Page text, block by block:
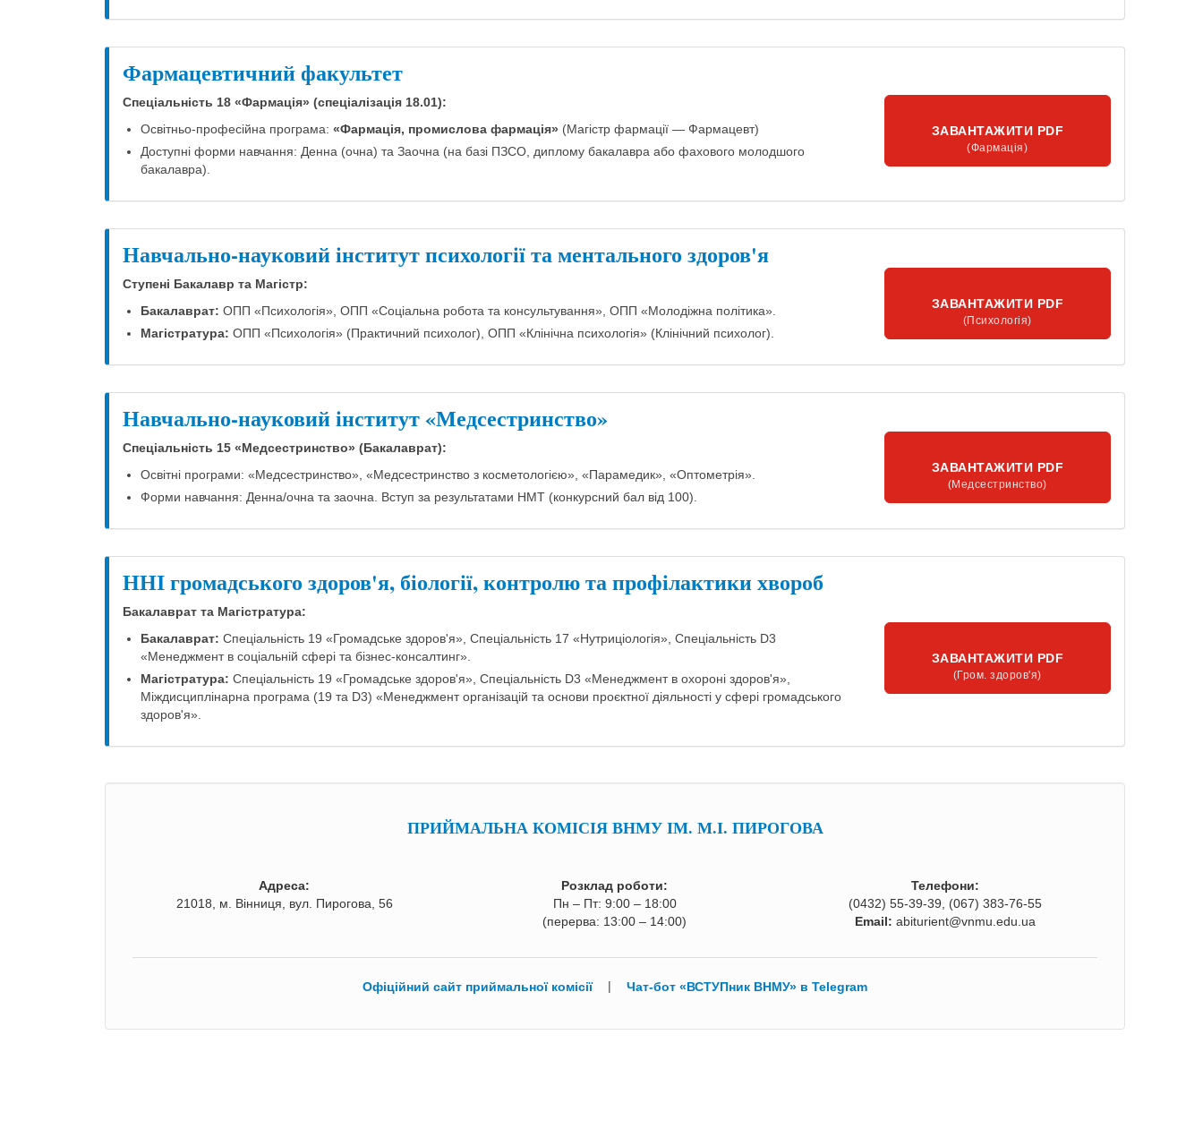
Фармацевтичний факультет
Спеціальність 18 «Фармація» (спеціалізація 18.01):
Освітньо-професійна програма: «Фармація, промислова фармація» (Магістр фармації — Фармацевт)
Доступні форми навчання: Денна (очна) та Заочна (на базі ПЗСО, диплому бакалавра або фахового молодшого
бакалавра).
ЗАВАНТАЖИТИ PDF
(Фармація)
Навчально-науковий інститут психології та ментального здоров'я
Ступені Бакалавр та Магістр:
Бакалаврат: ОПП «Психологія», ОПП «Соціальна робота та консультування», ОПП «Молодіжна політика».
Магістратура: ОПП «Психологія» (Практичний психолог), ОПП «Клінічна психологія» (Клінічний психолог).
ЗАВАНТАЖИТИ PDF
(Психологія)
Навчально-науковий інститут «Медсестринство»
Спеціальність 15 «Медсестринство» (Бакалаврат):
Освітні програми: «Медсестринство», «Медсестринство з косметологією», «Парамедик», «Оптометрія».
Форми навчання: Денна/очна та заочна. Вступ за результатами НМТ (конкурсний бал від 100).
ЗАВАНТАЖИТИ PDF
(Медсестринство)
ННІ громадського здоров'я, біології, контролю та профілактики хвороб
Бакалаврат та Магістратура:
Бакалаврат: Спеціальність 19 «Громадське здоров'я», Спеціальність 17 «Нутриціологія», Спеціальність D3
«Менеджмент в соціальній сфері та бізнес-консалтинг».
Магістратура: Спеціальність 19 «Громадське здоров'я», Спеціальність D3 «Менеджмент в охороні здоров'я»,
Міждисциплінарна програма (19 та D3) «Менеджмент організацій та основи проєктної діяльності у сфері громадського
здоров'я».
ЗАВАНТАЖИТИ PDF
(Гром. здоров'я)
ПРИЙМАЛЬНА КОМІСІЯ ВНМУ ІМ. М.І. ПИРОГОВА
Адреса:
21018, м. Вінниця, вул. Пирогова, 56
Розклад роботи:
Пн – Пт: 9:00 – 18:00
(перерва: 13:00 – 14:00)
Телефони:
(0432) 55-39-39, (067) 383-76-55
Email: abiturient@vnmu.edu.ua
Офіційний сайт приймальної комісії | Чат-бот «ВСТУПник ВНМУ» в Telegram